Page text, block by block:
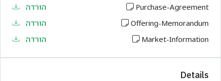
Purchase-Agreement
הורדה
Offering-Memorandum
הורדה
Market-Information
הורדה
Details